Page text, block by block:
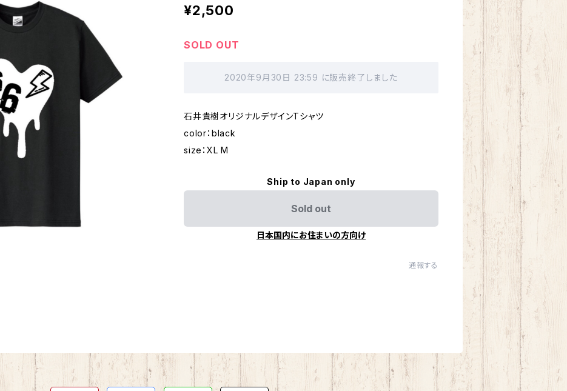
¥2,500
SOLD OUT
2020年9月30日 23:59 に販売終了しました
石井貴樹オリジナルデザインTシャツ
color：black
size：XL M
Ship to Japan only
Sold out
日本国内にお住まいの方向け
通報する